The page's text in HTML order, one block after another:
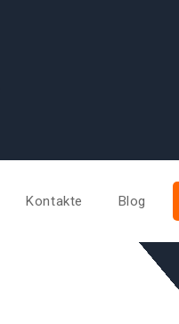
Kontakte Blog